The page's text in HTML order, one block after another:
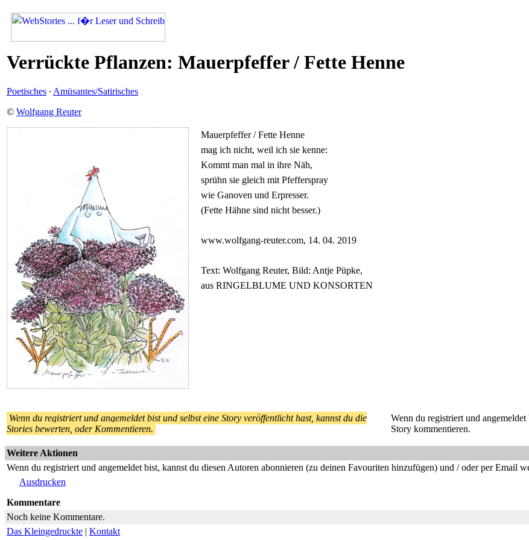
Verrückte Pflanzen: Mauerpfeffer / Fette Henne
Poetisches · Amüsantes/Satirisches
© Wolfgang Reuter
Mauerpfeffer / Fette Henne
mag ich nicht, weil ich sie kenne:
Kommt man mal in ihre Näh,
sprühn sie gleich mit Pfefferspray
wie Ganoven und Erpresser.
(Fette Hähne sind nicht besser.)
www.wolfgang-reuter.com, 14. 04. 2019
Text: Wolfgang Reuter, Bild: Antje Püpke,
aus RINGELBLUME UND KONSORTEN
Wenn du registriert und angemeldet bist und selbst eine Story veröffentlicht hast, kannst du die
Stories bewerten, oder Kommentieren.
Wenn du registriert und angemeldet
Story kommentieren.
Weitere Aktionen
Wenn du registriert und angemeldet bist, kannst du diesen Autoren abonnieren (zu deinen Favouriten hinzufügen) und / oder per Email
Ausdrucken
Kommentare
Noch keine Kommentare.
Das Kleingedruckte | Kontakt